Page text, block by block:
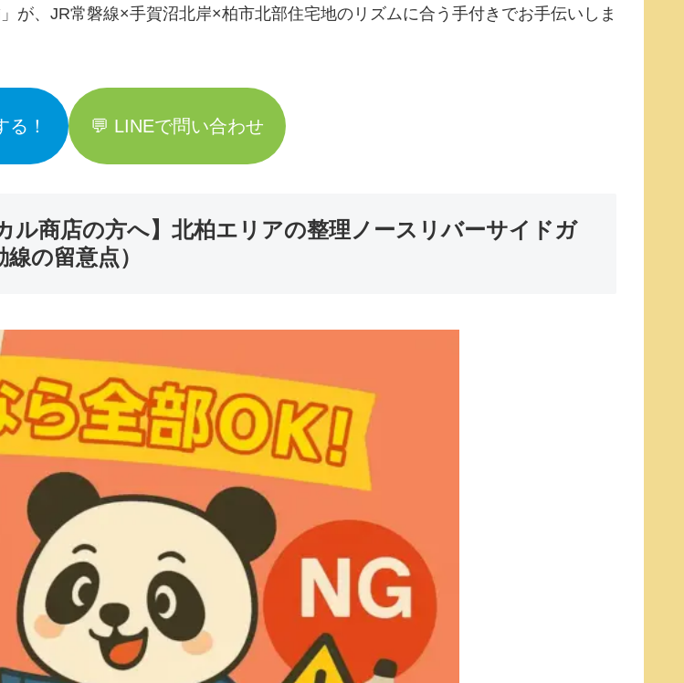
が、JR常磐線×手賀沼北岸×柏市北部住宅地のリズムに合う手付きでお手伝いしま
！ 💬 LINEで問い合わせ
ル商店の方へ】北柏エリアの整理ノースリバーサイドガ
の留意点）